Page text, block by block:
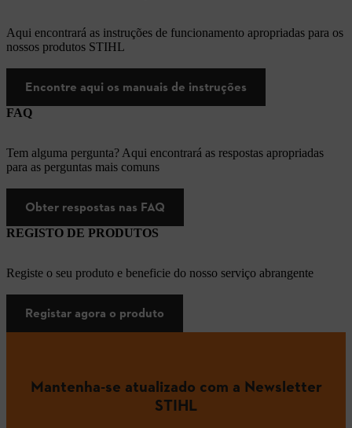
Aqui encontrará as instruções de funcionamento apropriadas para os
nossos produtos STIHL
Encontre aqui os manuais de instruções
FAQ
Tem alguma pergunta? Aqui encontrará as respostas apropriadas
para as perguntas mais comuns
Obter respostas nas FAQ
REGISTO DE PRODUTOS
Registe o seu produto e beneficie do nosso serviço abrangente
Registar agora o produto
Mantenha-se atualizado com a Newsletter
STIHL